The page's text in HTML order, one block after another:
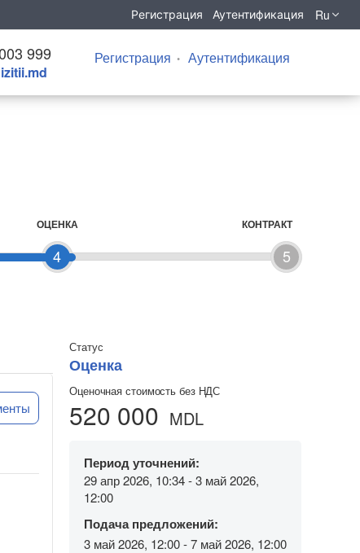
Регистрация Аутентификация Ru
999 Регистрация Аутентификация
4
ОЦЕНКА
5
КОНТРАКТ
Статус
Оценка
Оценочная стоимость без НДС
520 000 MDL
Период уточнений:
29 апр 2026, 10:34 - 3 май 2026,
12:00
Подача предложений:
3 май 2026, 12:00 - 7 май 2026, 12:00